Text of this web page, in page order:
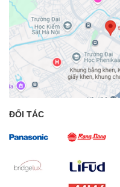
ĐỐI TÁC